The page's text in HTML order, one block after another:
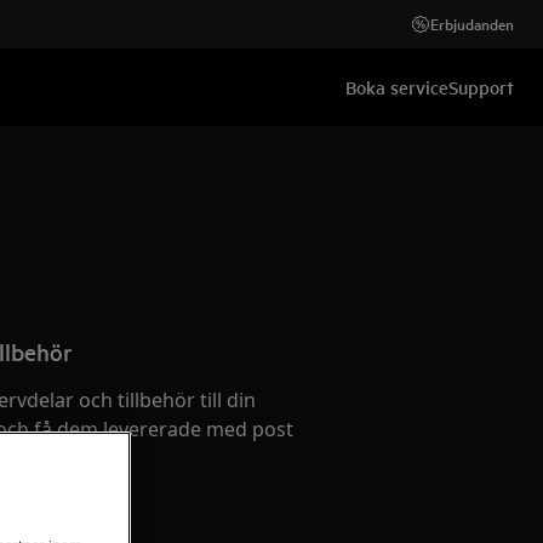
Erbjudanden
Boka serviceSupport
och tillbehör till din
få dem levererade med post